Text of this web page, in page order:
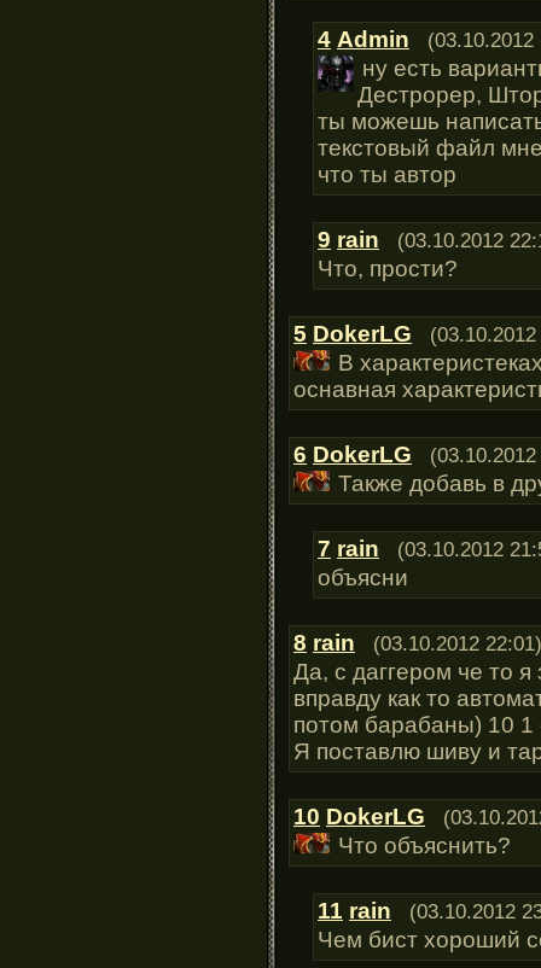
4 Admin (03.10.2012
ну есть
Дестрорер,
ты можешь написать
текстовый файл
что ты автор
9 rain (03.10.2012
Что, прости?
5 DokerLG
В
оснавная
6 DokerLG
Также добавь в
7 rain (03.10.2012
объясни
8 rain (03.10.2012 22:01)
Да, с даггером че то
вправду как то
потом барабаны) 10 1
Я поставлю шиву и
10 DokerLG
Что объяснить?
11 rain (03.10.2012
Чем бист хороший